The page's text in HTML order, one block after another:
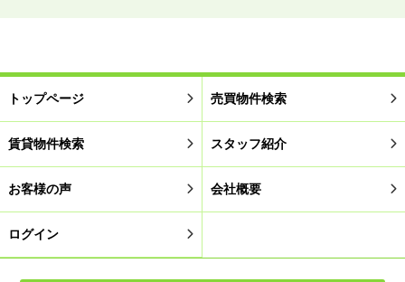
トップページ 売買物件検索
賃貸物件検索 スタッフ紹介
お客様の声 会社概要
ログイン